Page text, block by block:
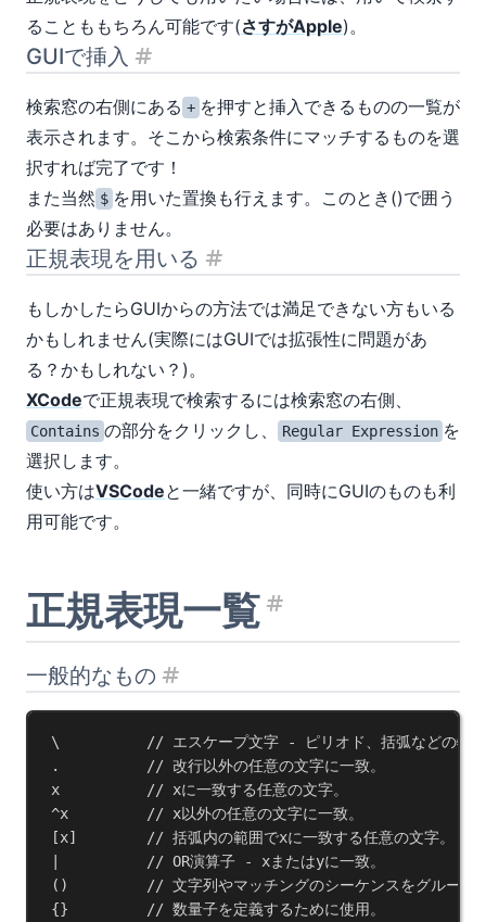
ることももちろん可能です(さすがApple)。
GUIで挿入
検索窓の右側にある + を押すと挿入できるものの一覧が
表示されます。そこから検索条件にマッチするものを選
択すれば完了です！
また当然 $ を用いた置換も行えます。このとき()で囲う
必要はありません。
正規表現を用いる
もしかしたらGUIからの方法では満足できない方もいる
かもしれません(実際にはGUIでは拡張性に問題があ
る？かもしれない？)。
XCodeで正規表現で検索するには検索窓の右側、
Contains の部分をクリックし、 Regular Expression を
選択します。
使い方はVSCodeと一緒ですが、同時にGUIのものも利
用可能です。
正規表現一覧
見出し「正
一般的なもの
見出し「一般的なもの」
\
// エスケープ文字 - ピリオド、括弧などの特殊
.
// 改行以外の任意の文字に一致。
x
// xに一致する任意の文字。
^x
// x以外の任意の文字に一致。
[x]
// 括弧内の範囲でxに一致する任意の文字。
|
// OR演算子 - xまたはyに一致。
()
// 文字列やマッチングのシーケンスをグループ
{}
// 数量子を定義するために使用。